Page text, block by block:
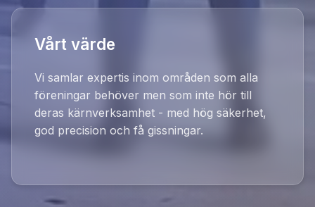
Vårt värde
Vi samlar expertis inom områden som alla
föreningar behöver men som inte hör till
deras kärnverksamhet - med hög säkerhet,
god precision och få gissningar.